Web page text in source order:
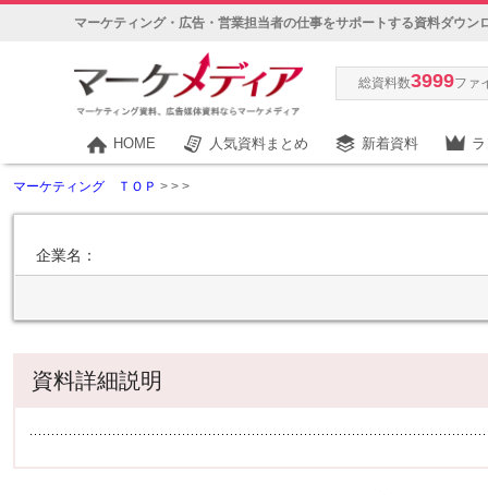
マーケティング・広告・営業担当者の仕事をサポートする資料ダウン
総資料数3999ファ
HOME 人気資料まとめ 新着資料
マーケティング ＴＯＰ > > >
企業名：
資料詳細説明